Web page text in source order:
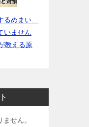
るめまい…
いません
教える原
せん。